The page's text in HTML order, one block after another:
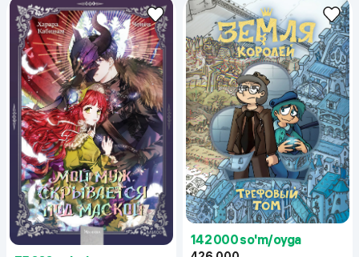
142 000 so'm/oyga